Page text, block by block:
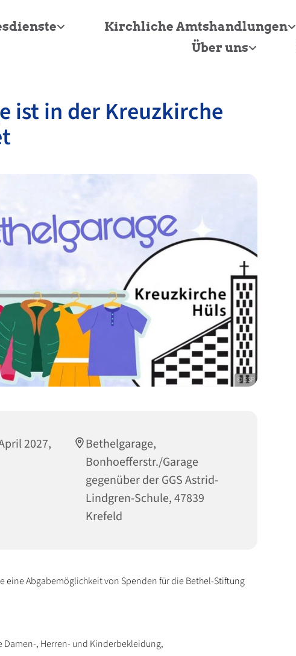
Kirchliche Amtshandlungen
Über uns
ist in der Kreuzkirche
© SSP
2027,
Bethelgarage,
Bonhoefferstr./Garage
gegenüber der GGS Astrid-
Lindgren-Schule, 47839
Krefeld
eine Abgabemöglichkeit von Spenden für die Bethel-Stiftung
Damen-, Herren- und Kinderbekleidung,